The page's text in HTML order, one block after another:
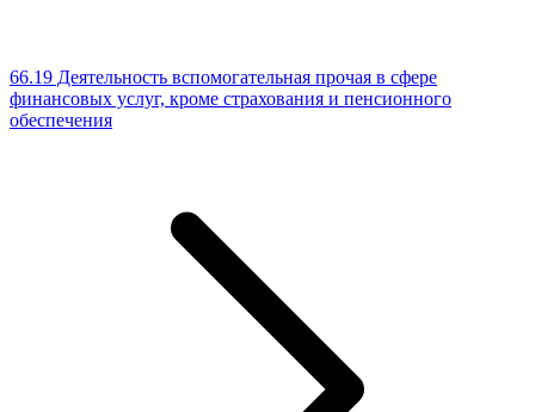
66.19 Деятельность вспомогательная прочая в сфере
финансовых услуг, кроме страхования и пенсионного
обеспечения